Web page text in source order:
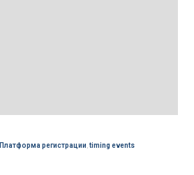
Платформа регистрации timing events